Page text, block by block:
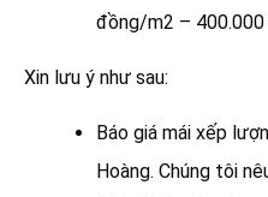
đồng/m2 –
Xin lưu ý như sau:
Báo giá mái xếp
Hoàng. Chúng tôi